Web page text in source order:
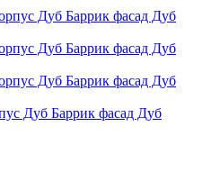
Дуб Баррик фасад Дуб